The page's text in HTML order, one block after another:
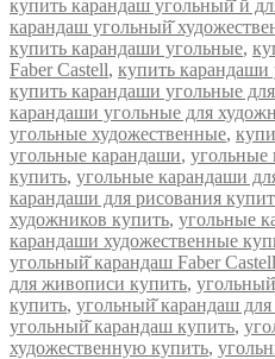
купить карандаш угольный̆ й
карандаш угольный̆
купить карандаши угольные,
Faber Castell, купить
купить карандаши угольные
карандаши угольные для
угольные художественные,
угольные карандаши, угольные
купить, угольные карандаши
карандаши для рисования
художников купить, угольные
карандаши художественные
угольный̆ карандаш Faber
для живописи купить,
купить, угольный̆ карандаш
угольный̆ карандаш купить,
художественную купить,